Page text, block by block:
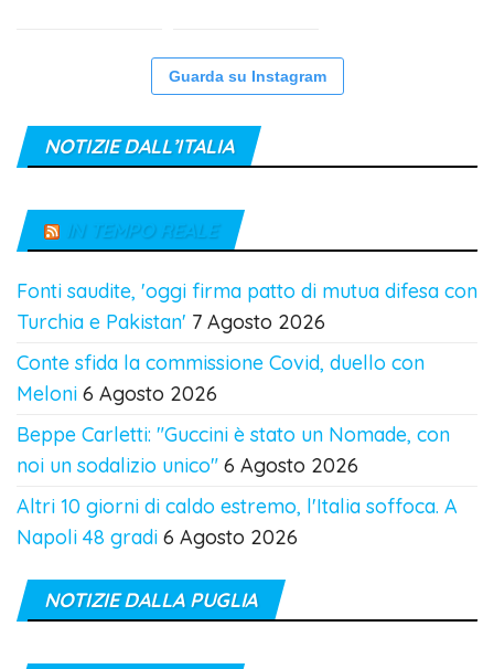
Guarda su Instagram
NOTIZIE DALL’ITALIA
IN TEMPO REALE
Fonti saudite, 'oggi firma patto di mutua difesa con
Turchia e Pakistan' 7 Agosto 2026
Conte sfida la commissione Covid, duello con
Meloni 6 Agosto 2026
Beppe Carletti: "Guccini è stato un Nomade, con
noi un sodalizio unico" 6 Agosto 2026
Altri 10 giorni di caldo estremo, l'Italia soffoca. A
Napoli 48 gradi 6 Agosto 2026
NOTIZIE DALLA PUGLIA